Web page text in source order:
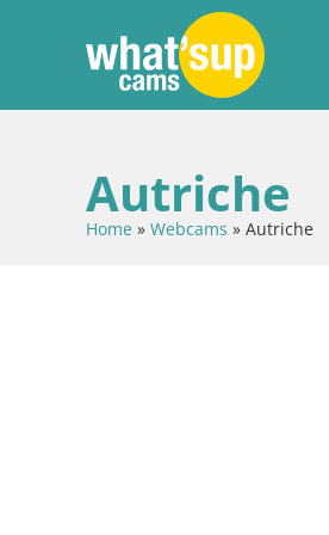
Autriche
Home » Webcams » Autriche